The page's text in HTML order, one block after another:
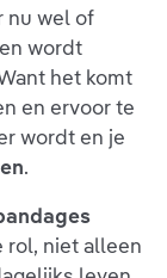
nu wel of
wordt
het komt
en ervoor te
wordt en je
.
rol, niet alleen